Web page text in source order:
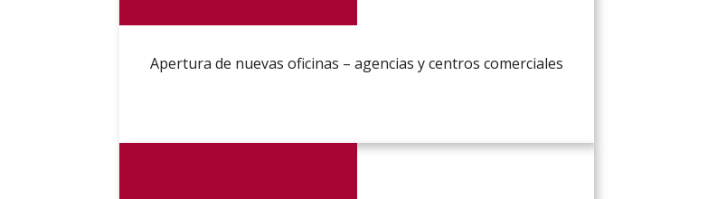
Apertura de nuevas oficinas – agencias y centros comerciales